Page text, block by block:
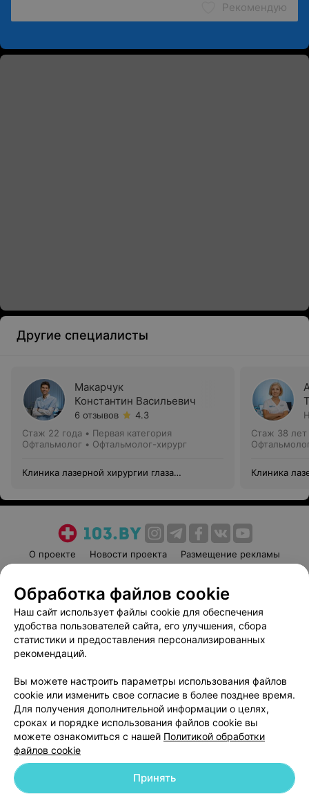
Рекомендую
Другие специалисты
Макарчук
Константин Васильевич
6 отзывов
4.3
Стаж 22 года • Первая категория
Офтальмолог • Офтальмолог-хирург
Клиника лазерной хирургии глаза
Стаж 38 лет
Клиника
О проекте Новости проекта
Размещение рекламы
Пользовательское соглашение
Способы оплаты
Вакансии
Партнеры
Написать руководителю 103.by
Обработка персональных данных
© 2026 ООО «Артокс Лаб», УНП 191700409 | 220012, Республика Беларусь,
Обработка файлов cookie
Наш сайт использует файлы cookie для обеспечения
удобства пользователей сайта, его улучшения, сбора
статистики и предоставления персонализированных
рекомендаций.
Вы можете настроить параметры использования файлов
cookie или изменить свое согласие в более позднее время.
Для получения дополнительной информации о целях,
сроках и порядке использования файлов cookie вы
можете ознакомиться с нашей Политикой обработки
файлов cookie
Принять